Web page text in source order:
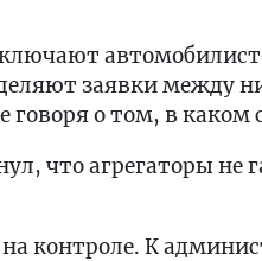
заявки между
говоря о том, в каком
что агрегаторы не
контроле. К